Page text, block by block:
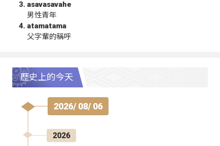
asavasavahe
男性青年
atamatama
父字輩的稱呼
歷史上的今天
2026/ 08/ 06
2026